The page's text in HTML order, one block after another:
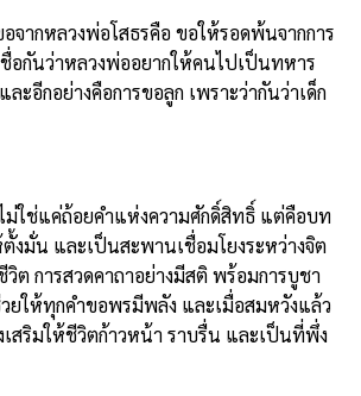
จากหลวงพ่อโสธรคือ ขอให้รอดพ้นจากการ
อกันว่าหลวงพ่ออยากให้คนไปเป็นทหาร
ะอีกอย่างคือการขอลูก เพราะว่ากันว่าเด็ก
ม่ใช่แค่ถ้อยคำแห่งความศักดิ์สิทธิ์ แต่คือบท
งมั่น และเป็นสะพานเชื่อมโยงระหว่างจิต
ต การสวดคาถาอย่างมีสติ พร้อมการบูชา
ยให้ทุกคำขอพรมีพลัง และเมื่อสมหวังแล้ว
สริมให้ชีวิตก้าวหน้า ราบรื่น และเป็นที่พึ่ง